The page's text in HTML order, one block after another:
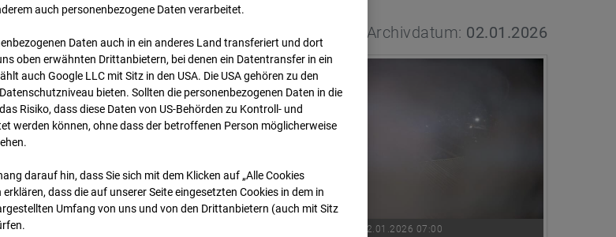
Archivdatum: 02.01.2026
02.01.2026 07:00
auch personenbezogene Daten verarbeitet.
Daten auch in ein anderes Land transferiert und dort
oben erwähnten Drittanbietern, bei denen ein Datentransfer in ein
auch Google LLC mit Sitz in den USA. Die USA gehören zu den
bieten. Sollten die personenbezogenen Daten in die
Risiko, dass diese Daten von US-Behörden zu Kontroll- und
werden können, ohne dass der betroffenen Person möglicherweise
darauf hin, dass Sie sich mit dem Klicken auf „Alle Cookies
dass die auf unserer Seite eingesetzten Cookies in dem in
Umfang von uns und von den Drittanbietern (auch mit Sitz